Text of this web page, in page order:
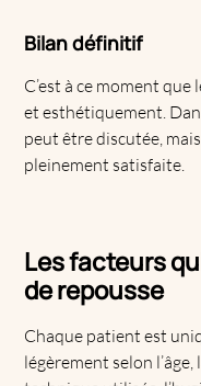
Bilan définitif
C’est à ce moment
et esthétiquement.
peut être discutée,
pleinement satisfaite.
Les facteurs
de repousse
Chaque patient est
légèrement selon